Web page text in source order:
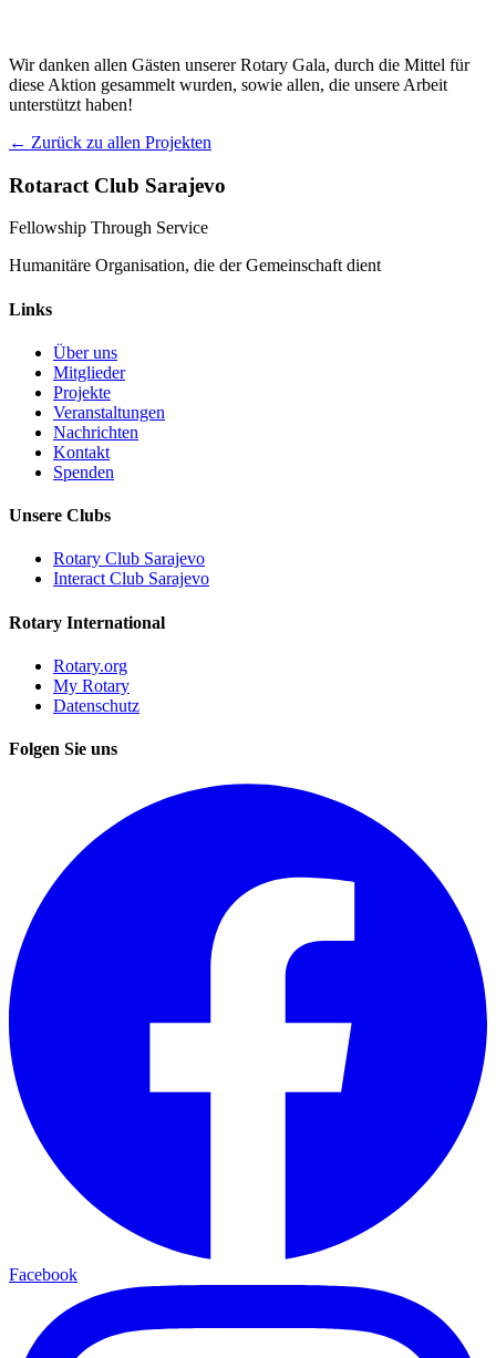
Wir danken allen Gästen unserer Rotary Gala, durch die Mittel für
diese Aktion gesammelt wurden, sowie allen, die unsere Arbeit
unterstützt haben!
← Zurück zu allen Projekten
Rotaract Club Sarajevo
Fellowship Through Service
Humanitäre Organisation, die der Gemeinschaft dient
Links
Über uns
Mitglieder
Projekte
Veranstaltungen
Nachrichten
Kontakt
Spenden
Unsere Clubs
Rotary Club Sarajevo
Interact Club Sarajevo
Rotary International
Rotary.org
My Rotary
Datenschutz
Folgen Sie uns
Facebook